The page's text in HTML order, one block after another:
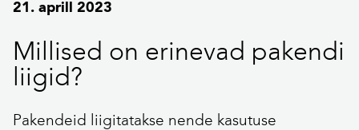
21. aprill 2023
Millised on erinevad pakendi
liigid?
Pakendeid liigitatakse nende kasutuse